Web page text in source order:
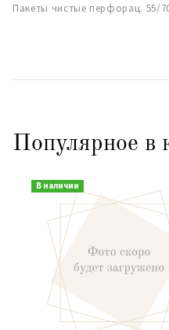
Пакеты чистые перфорац. 55/
Популярное в
В наличии